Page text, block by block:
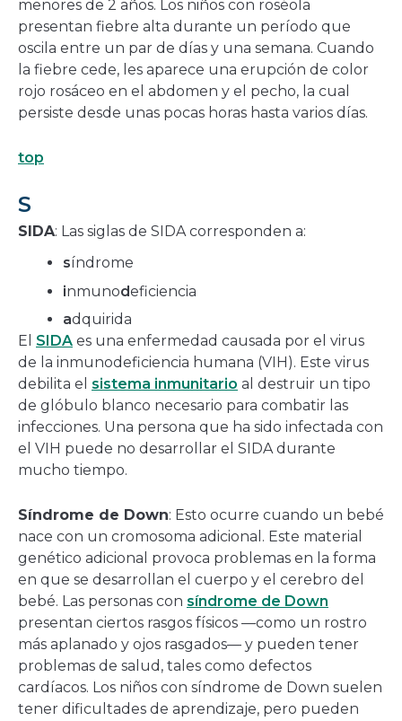
menores de 2 años. Los niños con roséola
presentan fiebre alta durante un período que
oscila entre un par de días y una semana. Cuando
la fiebre cede, les aparece una erupción de color
rojo rosáceo en el abdomen y el pecho, la cual
persiste desde unas pocas horas hasta varios días.
top
S
SIDA: Las siglas de SIDA corresponden a:
síndrome
inmunodeficiencia
adquirida
El SIDA es una enfermedad causada por el virus
de la inmunodeficiencia humana (VIH). Este virus
debilita el sistema inmunitario al destruir un tipo
de glóbulo blanco necesario para combatir las
infecciones. Una persona que ha sido infectada con
el VIH puede no desarrollar el SIDA durante
mucho tiempo.
Síndrome de Down: Esto ocurre cuando un bebé
nace con un cromosoma adicional. Este material
genético adicional provoca problemas en la forma
en que se desarrollan el cuerpo y el cerebro del
bebé. Las personas con síndrome de Down
presentan ciertos rasgos físicos —como un rostro
más aplanado y ojos rasgados— y pueden tener
problemas de salud, tales como defectos
cardíacos. Los niños con síndrome de Down suelen
tener dificultades de aprendizaje, pero pueden